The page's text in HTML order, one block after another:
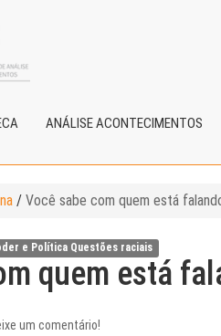
ANÁLISE ACONTECIMENTOS
/ Você sabe com quem está
e Política Questões raciais
quem está
um comentário!